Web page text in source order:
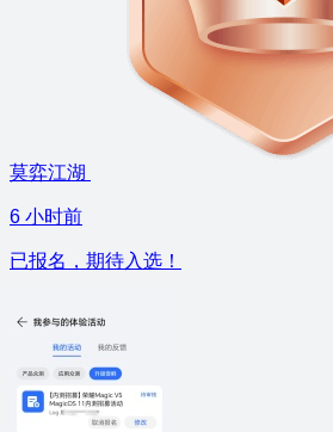
莫弈江湖
6 小时前
已报名，期待入选！